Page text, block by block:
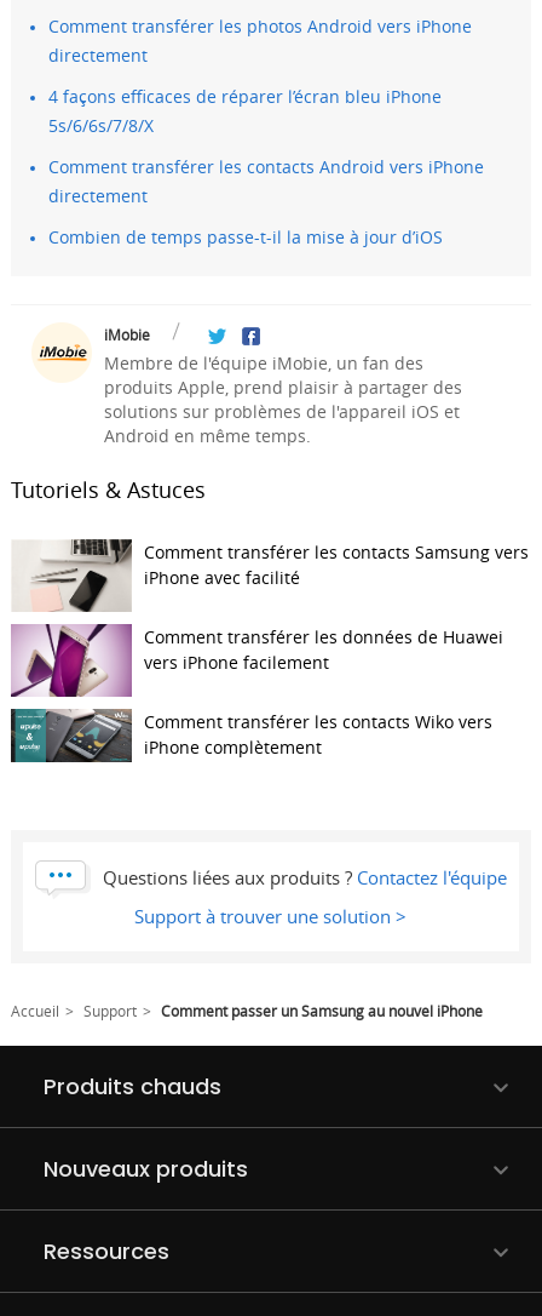
Comment transférer les photos Android vers iPhone
directement
4 façons efficaces de réparer l’écran bleu iPhone
5s/6/6s/7/8/X
Comment transférer les contacts Android vers iPhone
directement
Combien de temps passe-t-il la mise à jour d’iOS
iMobie
Membre de l'équipe iMobie, un fan des
produits Apple, prend plaisir à partager des
solutions sur problèmes de l'appareil iOS et
Android en même temps.
Tutoriels & Astuces
Comment transférer les contacts Samsung vers
iPhone avec facilité
Comment transférer les données de Huawei
vers iPhone facilement
Comment transférer les contacts Wiko vers
iPhone complètement
Questions liées aux produits ? Contactez l'équipe
Support à trouver une solution >
Accueil Support Comment passer un Samsung au nouvel iPhone
Produits chauds
Nouveaux produits
Ressources